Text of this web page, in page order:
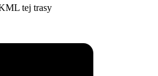
tej trasy